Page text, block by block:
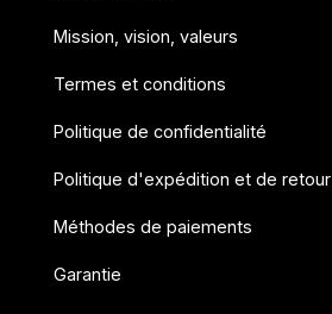
Mission, vision, valeurs
Termes et conditions
Politique de confidentialité
Politique d'expédition et de retour
Méthodes de paiements
Garantie